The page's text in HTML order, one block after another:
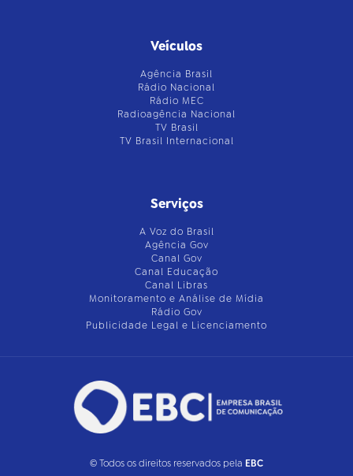
Veículos
Agência Brasil
Rádio Nacional
Rádio MEC
Radioagência Nacional
TV Brasil
TV Brasil Internacional
Serviços
A Voz do Brasil
Agência Gov
Canal Gov
Canal Educação
Canal Libras
Monitoramento e Análise de Mídia
Rádio Gov
Publicidade Legal e Licenciamento
© Todos os direitos reservados pela EBC